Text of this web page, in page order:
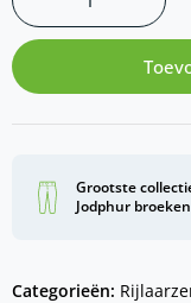
Grootste
Jodphur broeken
Categorieën: